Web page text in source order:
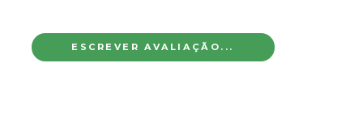
ESCREVER AVALIAÇÃO...